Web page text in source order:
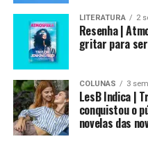
LITERATURA 2
Resenha |
gritar para
COLUNAS 3
LesB Indica |
conquistou o
novelas das